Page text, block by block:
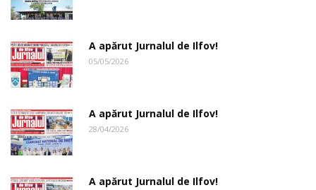
A apărut Jurnalul de Ilfov!
05/05/2026
A apărut Jurnalul de Ilfov!
28/04/2026
A apărut Jurnalul de Ilfov!